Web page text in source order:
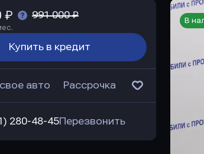
В
₽ 991 000 ₽
Купить в кредит
авто Рассрочка
280-48-45Перезвонить